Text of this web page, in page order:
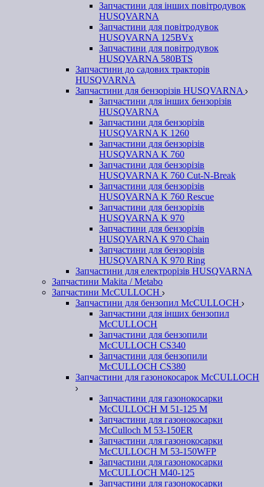
Запчастини для інших повітродувок
HUSQVARNA
Запчастини для повітродувок
HUSQVARNA 125BVx
Запчастини для повітродувок
HUSQVARNA 580BTS
Запчастини до садових тракторів
HUSQVARNA
Запчастини для бензорізів HUSQVARNA
Запчастини для інших бензорізів
HUSQVARNA
Запчастини для бензорізів
HUSQVARNA K 1260
Запчастини для бензорізів
HUSQVARNA K 760
Запчастини для бензорізів
HUSQVARNA K 760 Cut-N-Break
Запчастини для бензорізів
HUSQVARNA K 760 Rescue
Запчастини для бензорізів
HUSQVARNA K 970
Запчастини для бензорізів
HUSQVARNA K 970 Chain
Запчастини для бензорізів
HUSQVARNA K 970 Ring
Запчастини для електрорізів HUSQVARNA
Запчастини Makita / Metabo
Запчастини McCULLOCH
Запчастини для бензопил McCULLOCH
Запчастини для інших бензопил
McCULLOCH
Запчастини для бензопили
McCULLOCH CS340
Запчастини для бензопили
McCULLOCH CS380
Запчастини для газонокосарок McCULLOCH
Запчастини для газонокосарки
McCULLOCH M 51-125 M
Запчастини для газонокосарки
McCulloch M 53-150ER
Запчастини для газонокосарки
McCULLOCH M 53-150WFP
Запчастини для газонокосарки
McCULLOCH M40-125
Запчастини для газонокосарки